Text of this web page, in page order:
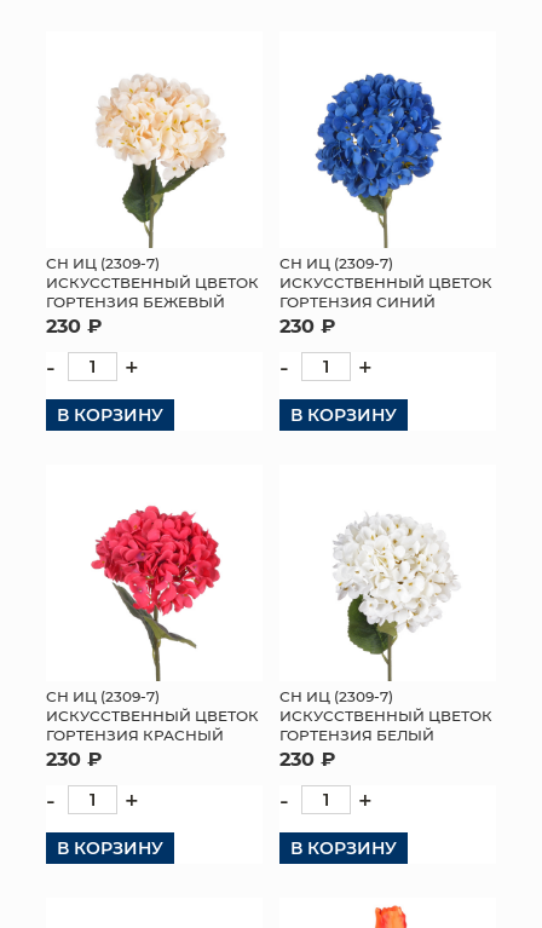
СН ИЦ (2309-7)
ИСКУССТВЕННЫЙ ЦВЕТОК
ГОРТЕНЗИЯ БЕЖЕВЫЙ
230 ₽
- +
В КОРЗИНУ
СН ИЦ (2309-7)
ИСКУССТВЕННЫЙ ЦВЕТОК
ГОРТЕНЗИЯ СИНИЙ
230 ₽
- +
В КОРЗИНУ
СН ИЦ (2309-7)
ИСКУССТВЕННЫЙ ЦВЕТОК
ГОРТЕНЗИЯ КРАСНЫЙ
230 ₽
- +
В КОРЗИНУ
СН ИЦ (2309-7)
ИСКУССТВЕННЫЙ ЦВЕТОК
ГОРТЕНЗИЯ БЕЛЫЙ
230 ₽
- +
В КОРЗИНУ